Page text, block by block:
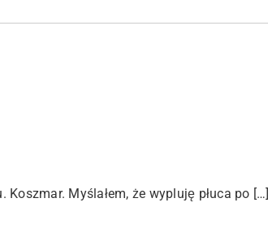
Myślałem, że wypluję płuca po […]